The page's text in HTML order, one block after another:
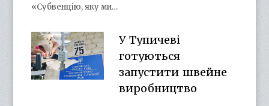
«Субвенцію, яку ми…
У Тупичеві
готуються
запустити швейне
виробництво